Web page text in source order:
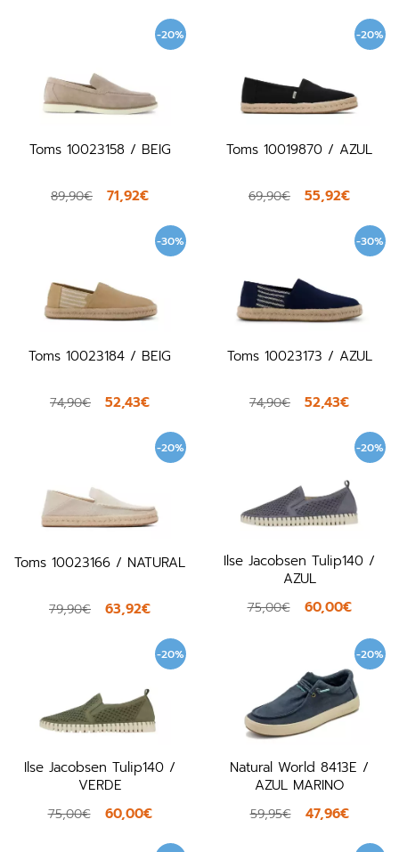
-20%
Toms 10023158 / BEIG
89,90€ 71,92€
-20%
Toms 10019870 / AZUL
69,90€ 55,92€
-30%
Toms 10023184 / BEIG
74,90€ 52,43€
-30%
Toms 10023173 / AZUL
74,90€ 52,43€
-20%
Toms 10023166 / NATURAL
79,90€ 63,92€
-20%
Ilse Jacobsen Tulip140 /
AZUL
75,00€ 60,00€
-20%
Ilse Jacobsen Tulip140 /
VERDE
75,00€ 60,00€
-20%
Natural World 8413E /
AZUL MARINO
59,95€ 47,96€